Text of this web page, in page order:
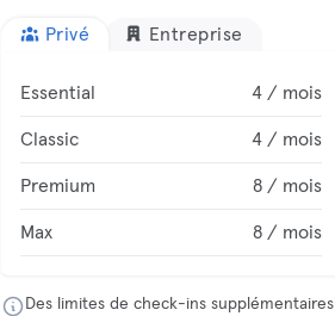
Privé Entreprise
Essential 4 / mois
Classic 4 / mois
Premium 8 / mois
Max 8 / mois
Des limites de check-ins supplémentaires